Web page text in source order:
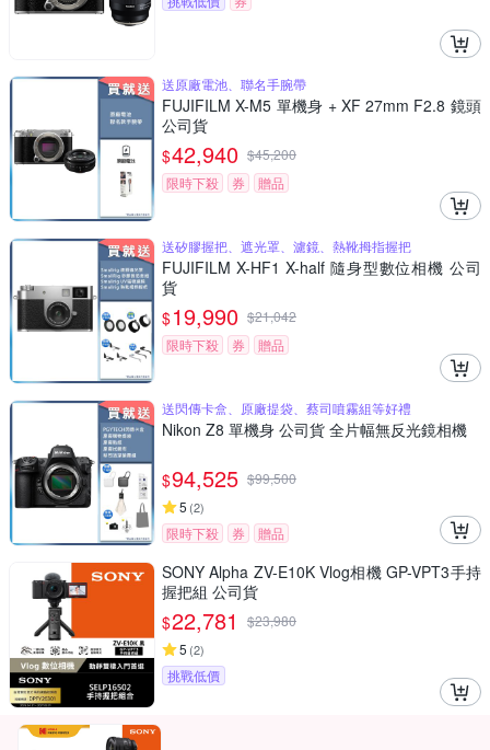
送原廠電池、聯名手腕帶
FUJIFILM X-M5 單機身 + XF 27mm F2.8 鏡頭
公司貨
$42,940 $45,200
限時下殺
券 贈品
送矽膠握把、遮光罩、濾鏡、熱靴拇指握把
FUJIFILM X-HF1 X-half 隨身型數位相機 公司
貨
$19,990 $21,042
限時下殺
券 贈品
送閃傳卡盒、原廠提袋、蔡司噴霧組等好禮
Nikon Z8 單機身 公司貨 全片幅無反光鏡相機
$94,525 $99,500
5 (2)
限時下殺 券 贈品
SONY Alpha ZV-E10K Vlog相機 GP-VPT3手持
握把組 公司貨
$22,781 $23,980
5 (2)
挑戰低價